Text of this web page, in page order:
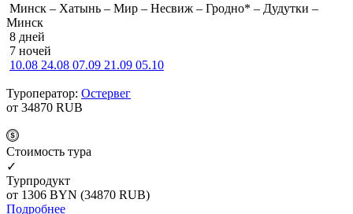
Минск – Хатынь – Мир – Несвиж – Гродно* – Дудутки –
Минск
8 дней
7 ночей
10.08 24.08 07.09 21.09 05.10
Туроператор: Остервег
от 34870 RUB
Cтоимость тура
✓
Турпродукт
от 1306 BYN (34870 RUB)
Подробнее